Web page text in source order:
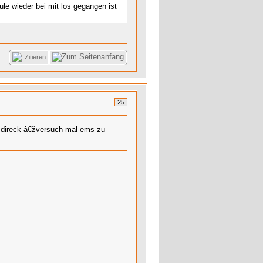
wieder bei mit los gegangen ist
Zitieren
25
â€žversuch mal ems zu